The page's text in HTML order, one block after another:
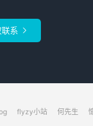
系 
flyzy小站 何先生